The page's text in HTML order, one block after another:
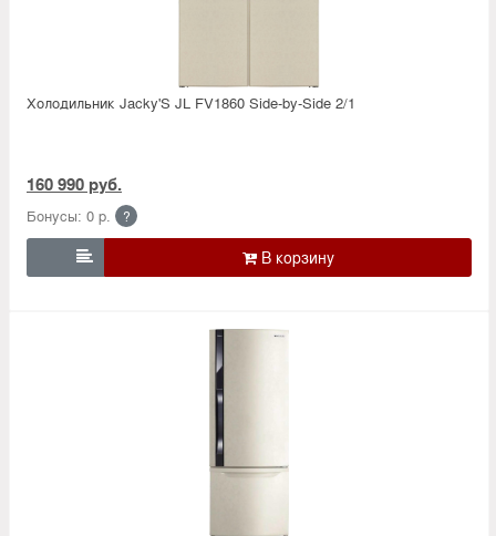
Холодильник Jacky'S JL FV1860 Side-by-Side 2/1
160 990 руб.
Бонусы: 0 р. ?
